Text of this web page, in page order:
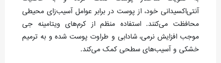
آنتی‌اکسیدانی خود، از پوست در برابر عوامل آسیب‌زای محیطی
محافظت می‌کنند. استفاده منظم از کرم‌های ویتامینه جی
موجب افزایش نرمی، شادابی و طراوت پوست شده و به ترمیم
خشکی و آسیب‌های سطحی کمک می‌کند.